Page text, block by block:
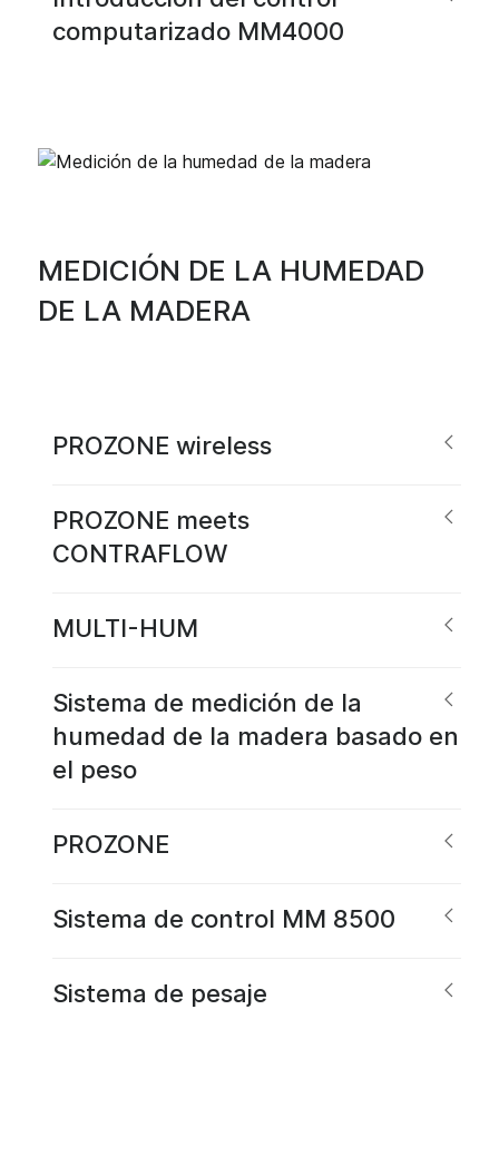
computarizado MM4000
MEDICIÓN DE LA HUMEDAD
DE LA MADERA
PROZONE wireless
PROZONE meets
CONTRAFLOW
MULTI-HUM
Sistema de medición de la
humedad de la madera basado en
el peso
PROZONE
Sistema de control MM 8500
Sistema de pesaje